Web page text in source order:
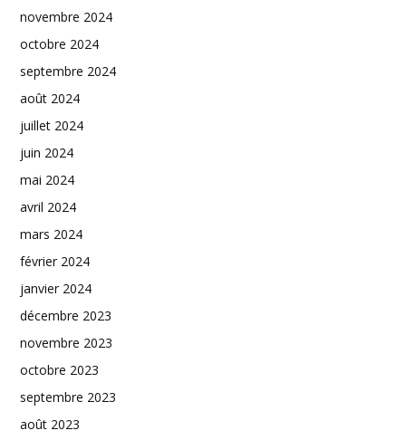
novembre 2024
octobre 2024
septembre 2024
août 2024
juillet 2024
juin 2024
mai 2024
avril 2024
mars 2024
février 2024
janvier 2024
décembre 2023
novembre 2023
octobre 2023
septembre 2023
août 2023